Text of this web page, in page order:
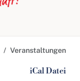
Veranstaltungen
iCal Datei